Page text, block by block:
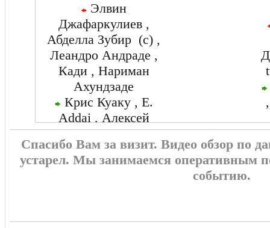
Элвин
Джафаркулиев ,
Абделла Зубир (c) ,
Леандро Андраде ,
Кади , Нариман
Ахундзаде
Крис Куаку , E.
Addai , Алексей
Кащук , Муса
Гурбанли , Турал
Байрамов
Спасибо Вам за визит. Видео обзор по
устарел. Мы занимаемся оперативным
событию.